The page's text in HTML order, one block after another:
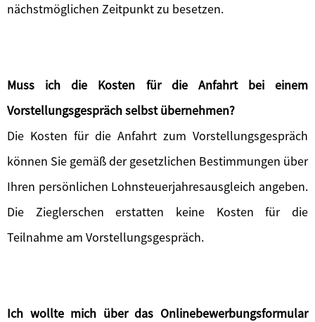
nächstmöglichen Zeitpunkt zu besetzen.
Muss ich die Kosten für die Anfahrt bei einem
Vorstellungsgespräch selbst übernehmen?
Die Kosten für die Anfahrt zum Vorstellungsgespräch
können Sie gemäß der gesetzlichen Bestimmungen über
Ihren persönlichen Lohnsteuerjahresausgleich angeben.
Die Zieglerschen erstatten keine Kosten für die
Teilnahme am Vorstellungsgespräch.
Ich wollte mich über das Onlinebewerbungsformular